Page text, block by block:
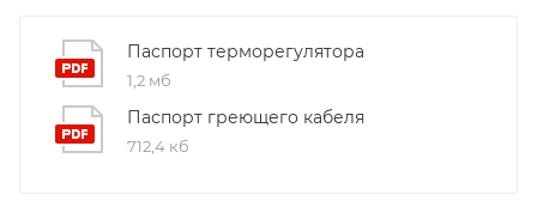
Паспорт терморегулятора
1,2 мб
Паспорт греющего кабеля
712,4 кб